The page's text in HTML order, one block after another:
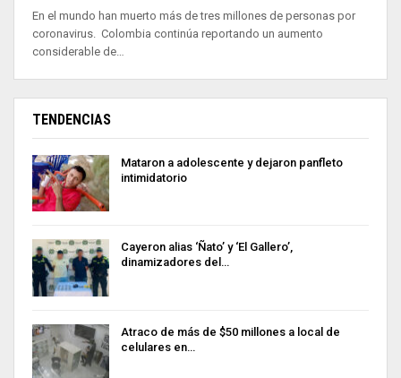
En el mundo han muerto más de tres millones de personas por
coronavirus. Colombia continúa reportando un aumento
considerable de…
TENDENCIAS
Mataron a adolescente y dejaron panfleto
intimidatorio
Cayeron alias ‘Ñato’ y ‘El Gallero’,
dinamizadores del…
Atraco de más de $50 millones a local de
celulares en…